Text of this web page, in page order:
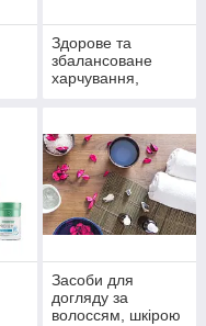
Здорове та
збалансоване
харчування,
Засоби для
догляду за
волоссям, шкірою